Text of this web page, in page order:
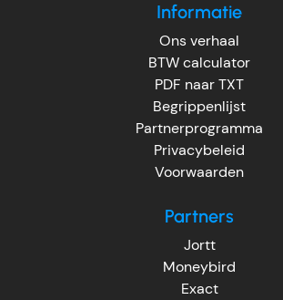
Informatie
Ons verhaal
BTW calculator
PDF naar TXT
Begrippenlijst
Partnerprogramma
Privacybeleid
Voorwaarden
Partners
Jortt
Moneybird
Exact